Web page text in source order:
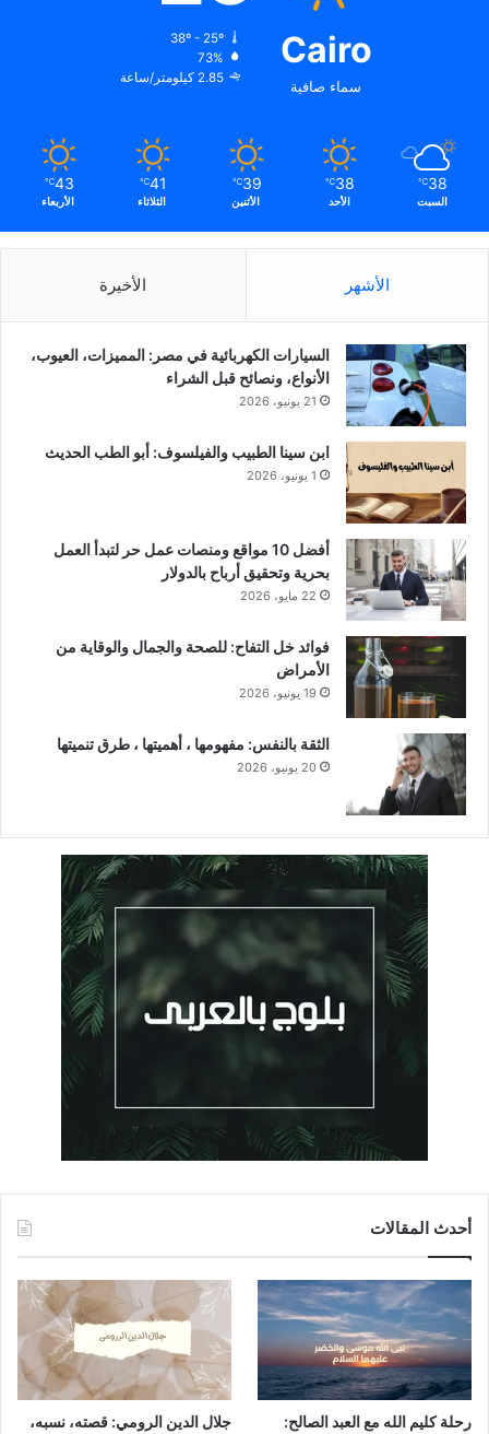
Cairo
سماء صافية
38º - 25º
73%
2.85 كيلومتر/ساعة
38
℃
السبت
38
℃
الأحد
39
℃
الأثنين
41
℃
الثلاثاء
43
℃
الأربعاء
الأشهر الأخيرة
السيارات الكهربائية في مصر: المميزات، العيوب،
الأنواع، ونصائح قبل الشراء
21 يونيو، 2026
ابن سينا الطبيب والفيلسوف: أبو الطب الحديث
1 يونيو، 2026
أفضل 10 مواقع ومنصات عمل حر لتبدأ العمل
بحرية وتحقيق أرباح بالدولار
22 مايو، 2026
فوائد خل التفاح: للصحة والجمال والوقاية من
الأمراض
19 يونيو، 2026
الثقة بالنفس: مفهومها ، أهميتها ، طرق تنميتها
20 يونيو، 2026
أحدث المقالات
رحلة كليم الله مع العبد الصالح:
جلال الدين الرومي: قصته، نسبه،